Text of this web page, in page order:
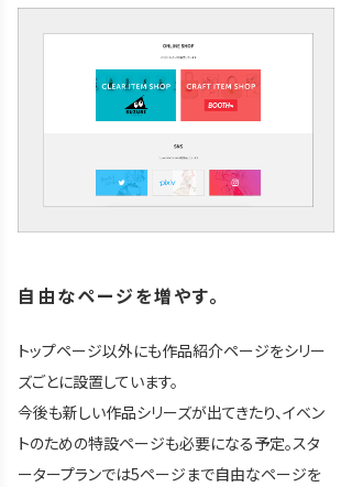
自由なページを増やす。
トップページ以外にも作品紹介ページをシリー
ズごとに設置しています。
今後も新しい作品シリーズが出てきたり、イベン
トのための特設ページも必要になる予定。スタ
ータープランでは5ページまで自由なページを